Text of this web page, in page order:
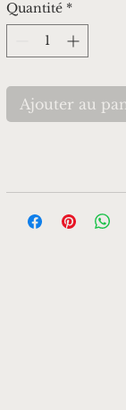
Quantité *
Ajouter au